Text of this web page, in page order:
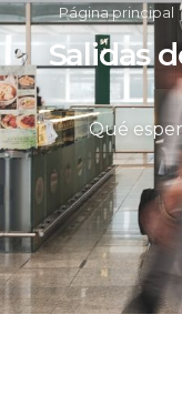
Página principal
Salidas
Qué